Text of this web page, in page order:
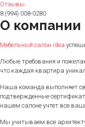
Отзывы
8 (994) 008-0280
О компании
Мебельный салон idea
Любые требования и
что каждая квартира
Наша команда выполняет
подтвержденные
нашем салоне учтет все
Мы учитываем все